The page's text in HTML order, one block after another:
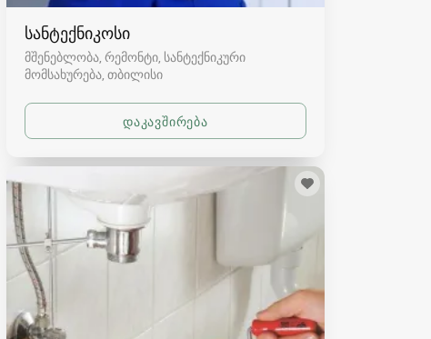
სანტექნიკოსი
მშენებლობა, რემონტი, სანტექნიკური
მომსახურება თბილისი